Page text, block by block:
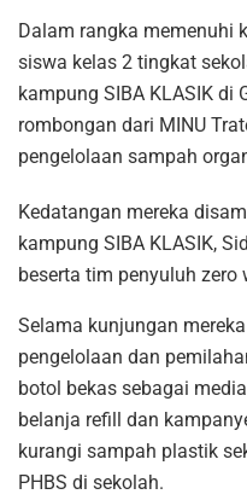
Dalam rangka memenuhi
siswa kelas 2 tingkat
kampung SIBA KLASIK di
rombongan dari MINU
pengelolaan sampah
Kedatangan mereka
kampung SIBA KLASIK,
beserta tim penyuluh zero
Selama kunjungan
pengelolaan dan
botol bekas sebagai
belanja refill dan
kurangi sampah plastik
PHBS di sekolah.